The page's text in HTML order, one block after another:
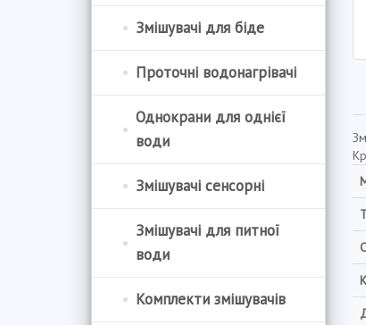
Змішувачі для біде
Проточні водонагрівачі
Однокрани для однієї
води
Змішувачі сенсорні
Змішувачі для питної
води
Комплекти змішувачів